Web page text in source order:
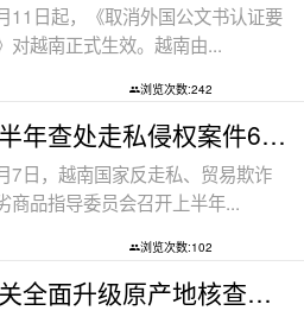
11日起，《取消外国公文书认证要
对越南正式生效。越南由...
浏览次数:242
越南上半年查处走私侵权案件6.8万起
7日，越南国家反走私、贸易欺诈
商品指导委员会召开上半年...
浏览次数:102
越南海关全面升级原产地核查，转口贸易